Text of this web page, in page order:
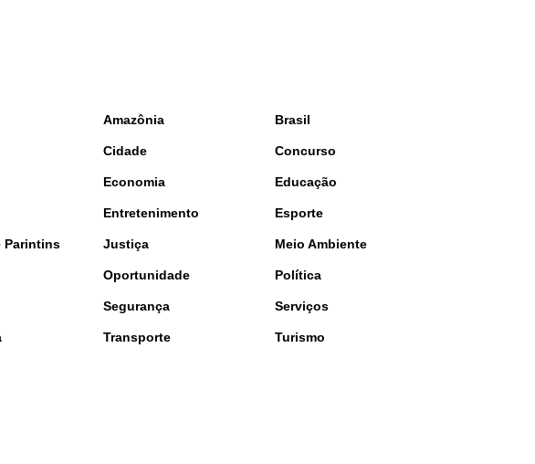
Amazônia Brasil
Cidade Concurso
Economia Educação
Entretenimento Esporte
Parintins Justiça Meio Ambiente
Oportunidade Política
Segurança Serviços
Transporte Turismo